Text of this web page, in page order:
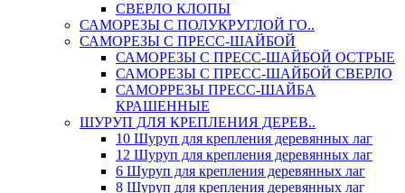
СВЕРЛО КЛОПЫ
САМОРЕЗЫ С ПОЛУКРУГЛОЙ ГО..
САМОРЕЗЫ С ПРЕСС-ШАЙБОЙ
САМОРЕЗЫ С ПРЕСС-ШАЙБОЙ ОСТРЫЕ
САМОРЕЗЫ С ПРЕСС-ШАЙБОЙ СВЕРЛО
САМОРРЕЗЫ ПРЕСС-ШАЙБА
КРАШЕННЫЕ
ШУРУП ДЛЯ КРЕПЛЕНИЯ ДЕРЕВ..
10 Шуруп для крепления деревянных лаг
12 Шуруп для крепления деревянных лаг
6 Шуруп для крепления деревянных лаг
8 Шуруп для крепления деревянных лаг